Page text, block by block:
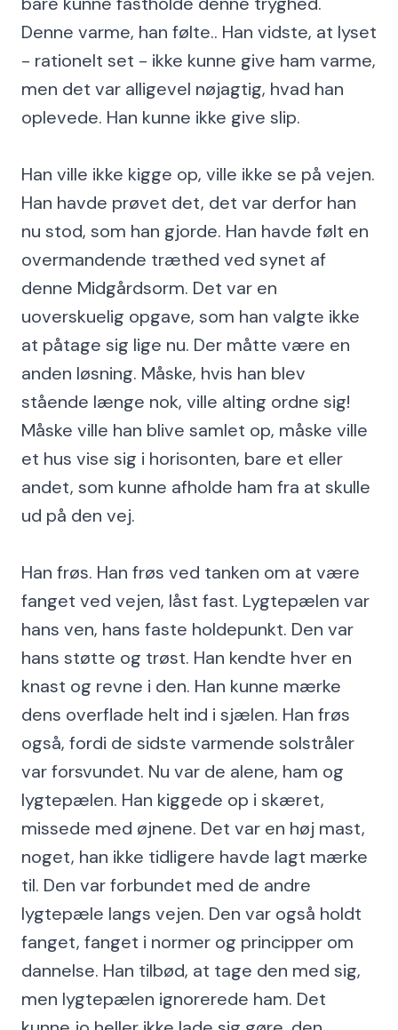
Denne varme, han følte.. Han vidste, at lyset
- rationelt set - ikke kunne give ham varme,
men det var alligevel nøjagtig, hvad han
oplevede. Han kunne ikke give slip.
Han ville ikke kigge op, ville ikke se på vejen.
Han havde prøvet det, det var derfor han
nu stod, som han gjorde. Han havde følt en
overmandende træthed ved synet af
denne Midgårdsorm. Det var en
uoverskuelig opgave, som han valgte ikke
at påtage sig lige nu. Der måtte være en
anden løsning. Måske, hvis han blev
stående længe nok, ville alting ordne sig!
Måske ville han blive samlet op, måske ville
et hus vise sig i horisonten, bare et eller
andet, som kunne afholde ham fra at skulle
ud på den vej.
Han frøs. Han frøs ved tanken om at være
fanget ved vejen, låst fast. Lygtepælen var
hans ven, hans faste holdepunkt. Den var
hans støtte og trøst. Han kendte hver en
knast og revne i den. Han kunne mærke
dens overflade helt ind i sjælen. Han frøs
også, fordi de sidste varmende solstråler
var forsvundet. Nu var de alene, ham og
lygtepælen. Han kiggede op i skæret,
missede med øjnene. Det var en høj mast,
noget, han ikke tidligere havde lagt mærke
til. Den var forbundet med de andre
lygtepæle langs vejen. Den var også holdt
fanget, fanget i normer og principper om
dannelse. Han tilbød, at tage den med sig,
men lygtepælen ignorerede ham. Det